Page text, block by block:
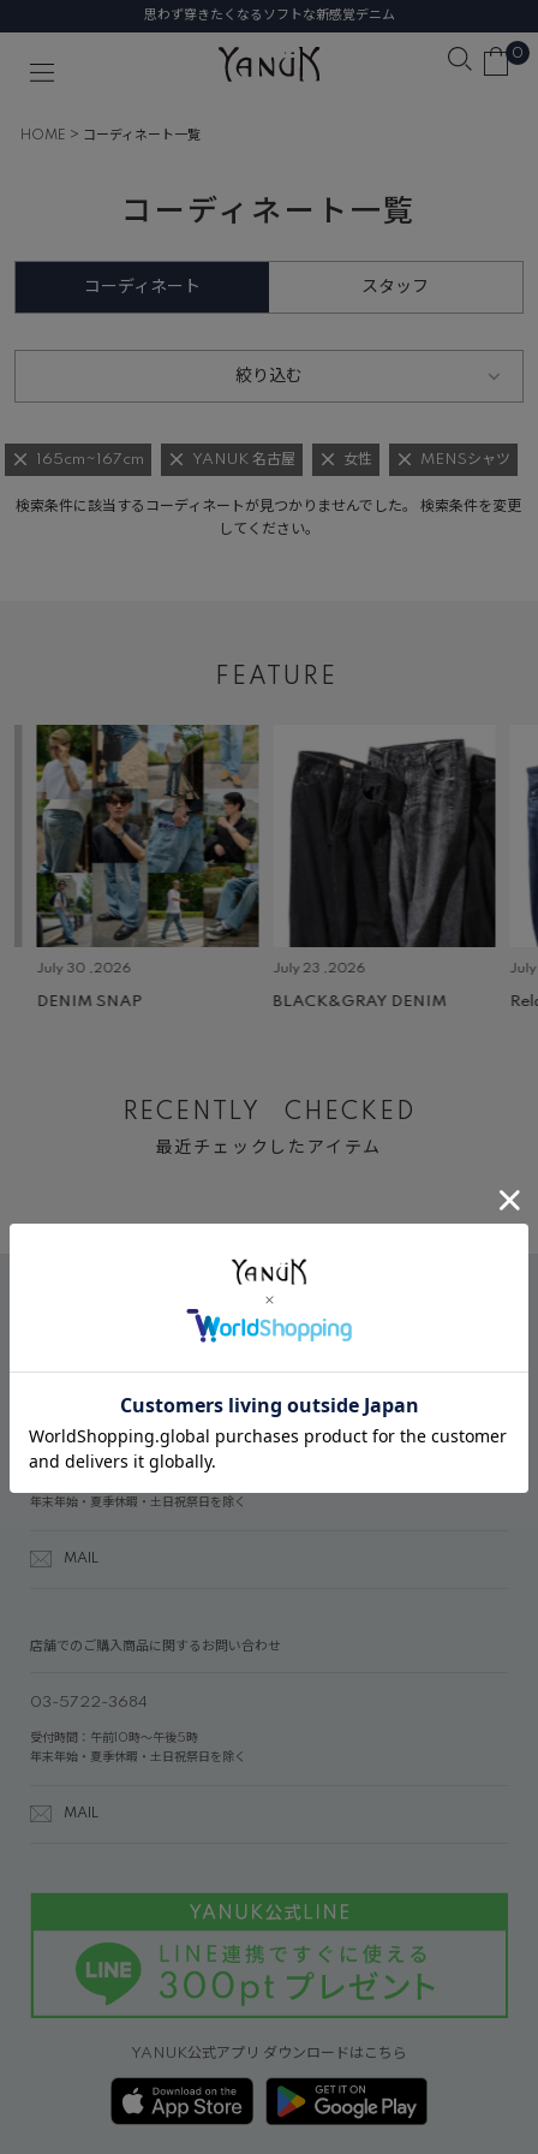
思わず穿きたくなるソフトな新感覚デニム
0
HOME コーディネート一覧
コーディネート一覧
コーディネート スタッフ
絞り込む
165cm~167cm YANUK 名古屋 女性 MENSシャツ
検索条件に該当するコーディネートが見つかりませんでした。 検索条件を変更
してください。
FEATURE
July 30 ,2026
DENIM SNAP
July 23 ,2026
BLACK&GRAY DENIM
July 2
Relax
RECENTLY CHECKED
最近チェックしたアイテム
03-6809-2611
年末年始・夏季休暇・土日祝祭日を除く
MAIL
店舗でのご購入商品に関するお問い合わせ
03-5722-3684
受付時間：午前10時～午後5時
年末年始・夏季休暇・土日祝祭日を除く
MAIL
YANUK公式アプリ ダウンロードはこちら